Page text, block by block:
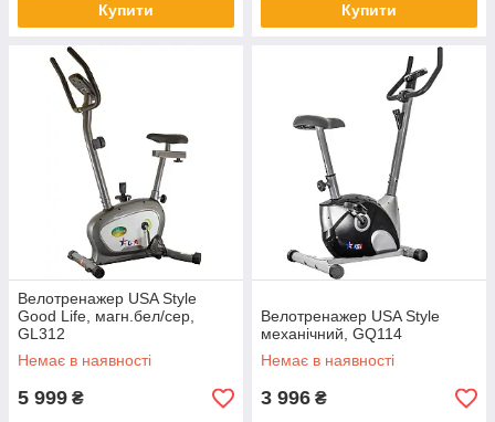
Купити Купити
Велотренажер USA Style
Good Life, магн.бел/сер,
GL312
Немає в наявності
5 999 ₴
Велотренажер USA Style
механічний, GQ114
Немає в наявності
3 996 ₴